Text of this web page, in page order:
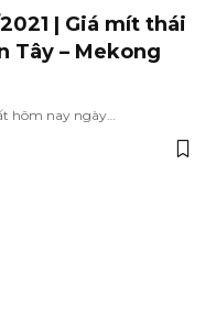
| Giá mít thái
Tây – Mekong
hôm nay ngày…